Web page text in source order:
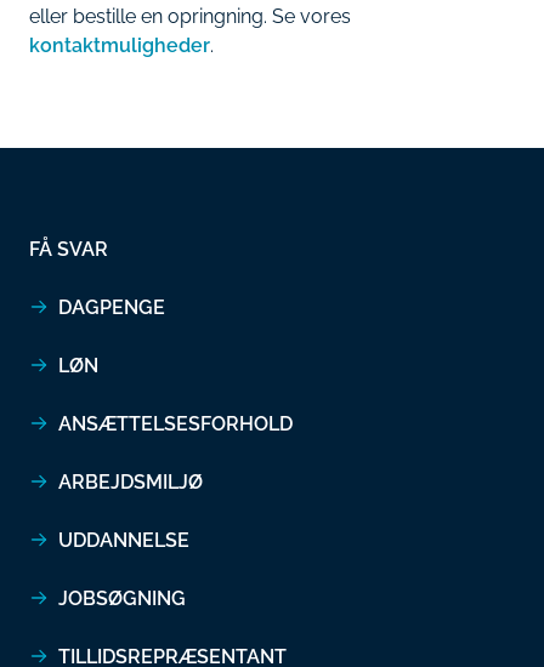
eller bestille en opringning. Se vores
kontaktmuligheder.
FÅ SVAR
DAGPENGE
LØN
ANSÆTTELSESFORHOLD
ARBEJDSMILJØ
UDDANNELSE
JOBSØGNING
TILLIDSREPRÆSENTANT